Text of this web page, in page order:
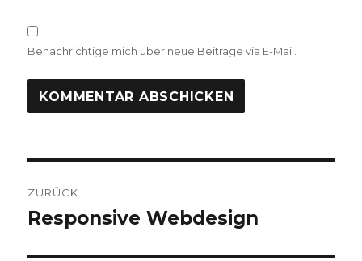
Benachrichtige mich über neue Beiträge via E-Mail.
Beitragsnavigation
ZURÜCK
Vorheriger
Responsive Webdesign